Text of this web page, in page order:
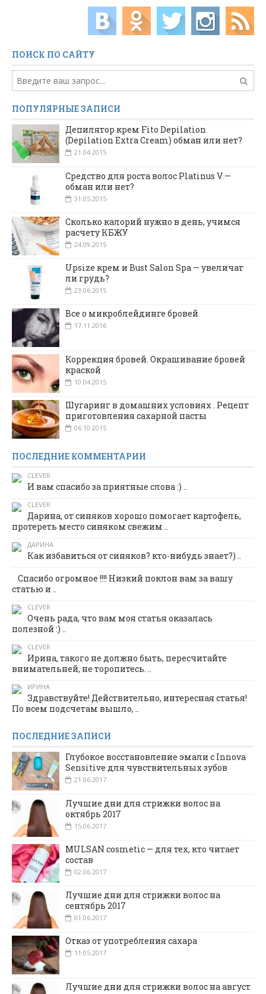
ПОИСК ПО САЙТУ
ПОПУЛЯРНЫЕ ЗАПИСИ
Депилятор крем Fito Depilation
(Depilation Extra Cream) обман или нет?
21.04.2015
Средство для роста волос Platinus V —
обман или нет?
31.05.2015
Сколько калорий нужно в день, учимся
расчету КБЖУ
24.09.2015
Upsize крем и Bust Salon Spa — увеличат
ли грудь?
23.06.2015
Все о микроблейдинге бровей
17.11.2016
Коррекция бровей. Окрашивание бровей
краской
10.04.2015
Шугаринг в домашних условиях . Рецепт
приготовления сахарной пасты
06.10.2015
ПОСЛЕДНИЕ КОММЕНТАРИИ
CLEVER
И вам спасибо за приятные слова :) ..
CLEVER
Дарина, от синяков хорошо помогает картофель,
протереть место синяком свежим ..
ДАРИНА
Как избавиться от синяков? кто-нибудь знает?) ..
Спасибо огромное !!!! Низкий поклон вам за вашу
статью и ..
CLEVER
Очень рада, что вам моя статья оказалась
полезной :) ..
CLEVER
Ирина, такого не должно быть, пересчитайте
внимательней, не торопитесь. ..
ИРИНА
Здравствуйте! Действительно, интересная статья!
По всем подсчетам вышло, ..
ПОСЛЕДНИЕ ЗАПИСИ
Глубокое восстановление эмали с Innova
Sensitive для чувствительных зубов
21.06.2017
Лучшие дни для стрижки волос на
октябрь 2017
15.06.2017
MULSAN cosmetic — для тех, кто читает
состав
02.06.2017
Лучшие дни для стрижки волос на
сентябрь 2017
01.06.2017
Отказ от употребления сахара
11.05.2017
Лучшие дни для стрижки волос на август